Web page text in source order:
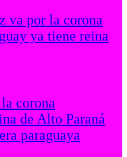
va por la corona
ya tiene reina
corona
de Alto Paraná
paraguaya